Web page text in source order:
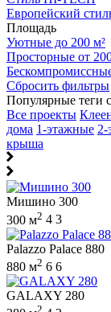
Европейский
Площадь
Уютные до 200 м²
Просторные от
Сбросить фильтры
Популярные теги
Все проекты
дома 1-этажные 2-
крыша
Мишино 300
300 м2 4 3
Palazzo Palace 880
880 м2 6 6
GALAXY 280
2